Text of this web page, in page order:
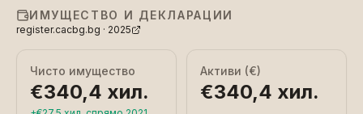
ИМУЩЕСТВО И ДЕКЛАРАЦИИ
register.cacbg.bg · 2025
Чисто имущество
€340,4 хил.
Активи (€)
€340,4 хил.